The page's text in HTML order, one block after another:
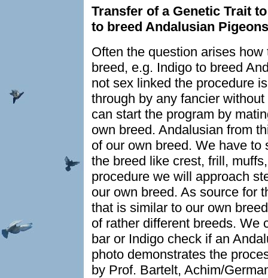
Transfer of a Genetic Trait
to breed Andalusian Pigeons
Often the question arises
breed, e.g. Indigo to breed
not sex linked the procedure
through by any fancier
can start the program by
own breed. Andalusian from
of our own breed. We have
the breed like crest, frill,
procedure we will approach
our own breed. As source for
that is similar to our own
of rather different breeds. We
bar or Indigo check if an
photo demonstrates the
by Prof. Bartelt, Achim/